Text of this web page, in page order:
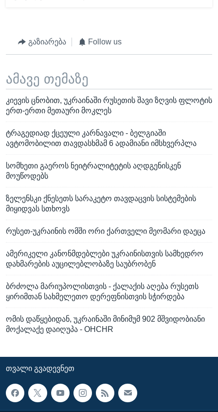
გაზიარება Follow us
ამავე თემაზე
კიევის ცნობით, უკრაინაში რუსეთის შავი ზღვის ფლოტის
ერთ-ერთი მეთაური მოკლეს
ტრაგედიად ქცეული კარნავალი - ბელგიაში
ავტომობილით თავდასხმამ 6 ადამიანი იმსხვერპლა
სომხეთი გაეროს ნეიტრალიტეტის აღდგენისკენ
მოუწოდებს
ზელენსკი ქნესეთს სარაკეტო თავდაცვის სისტემების
მიყიდვას სთხოვს
რუსეთ-უკრაინის ომში ორი ქართველი მეომარი დაეცა
ამერიკელი კანონმდებლები უკრაინისთვის სამხედრო
დახმარების აუცილებლობაზე საუბრობენ
ბრძოლა მარიუპოლისთვის - ქალაქის აღება რუსეთს
ყირიმთან სახმელეთო დერეფნისთვის სჭირდება
ომის დაწყებიდან, უკრაინაში მინიმუმ 902 მშვიდობიანი
მოქალაქე დაიღუპა - OHCHR
ᲗᲕᲐᲚᲘ ᲒᲕᲐᲓᲔᲕᲜᲔᲗ